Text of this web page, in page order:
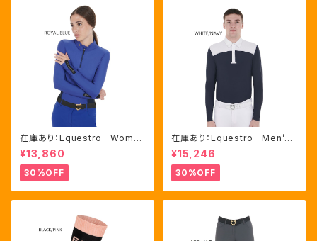
在庫あり：Equestro Wome
n's テクニカル トレーニング
ポロシャツ Royal Blue、M
サイズ（ETW00064）
¥13,860
30%OFF
在庫あり：Equestro Men’ｓ
メッシュコンビ 長袖 競技用
シャツ 2色Mサイズ（ETM000
60）
¥15,246
30%OFF